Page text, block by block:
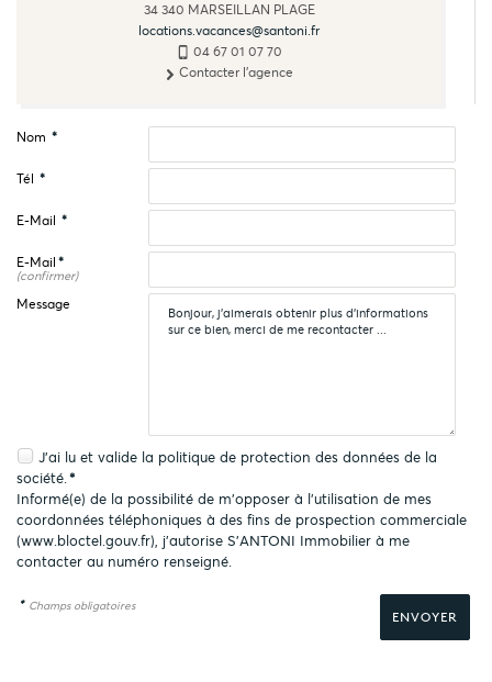
34 340 MARSEILLAN PLAGE
locations.vacances@santoni.fr
04 67 01 07 70
Contacter l'agence
Nom *
Tél *
E-Mail *
E-Mail *
(confirmer)
Message
J'ai lu et valide la politique de protection des données de la
société.*
Informé(e) de la possibilité de m'opposer à l'utilisation de mes
coordonnées téléphoniques à des fins de prospection commerciale
(www.bloctel.gouv.fr), j'autorise S'ANTONI Immobilier à me
contacter au numéro renseigné.
* Champs obligatoires